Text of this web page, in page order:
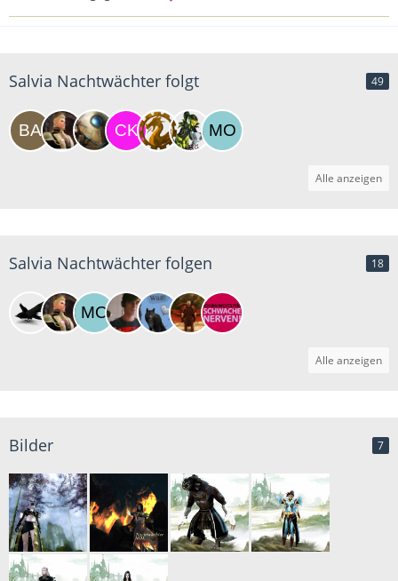
Salvia Nachtwächter folgt 49
Alle anzeigen
Salvia Nachtwächter folgen 18
Alle anzeigen
Bilder 7